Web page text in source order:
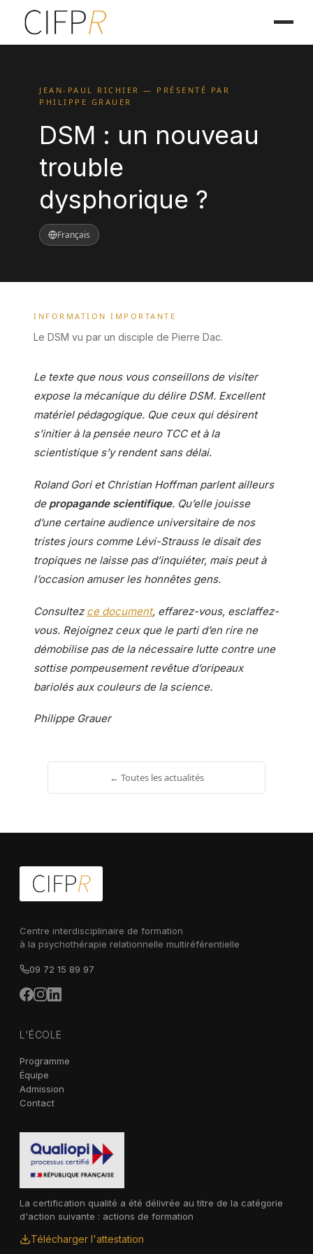
JEAN-PAUL RICHIER — PRÉSENTÉ PAR
PHILIPPE GRAUER
DSM : un nouveau
trouble
dysphorique ?
Français
INFORMATION IMPORTANTE
Le DSM vu par un disciple de Pierre Dac.
Le texte que nous vous conseillons de visiter
expose la mécanique du délire DSM. Excellent
matériel pédagogique. Que ceux qui désirent
s’initier à la pensée neuro TCC et à la
scientistique s’y rendent sans délai.
Roland Gori et Christian Hoffman parlent ailleurs
de propagande scientifique. Qu’elle jouisse
d’une certaine audience universitaire de nos
tristes jours comme Lévi-Strauss le disait des
tropiques ne laisse pas d’inquiéter, mais peut à
l’occasion amuser les honnêtes gens.
Consultez ce document, effarez-vous, esclaffez-
vous. Rejoignez ceux que le parti d’en rire ne
démobilise pas de la nécessaire lutte contre une
sottise pompeusement revêtue d’oripeaux
bariolés aux couleurs de la science.
Philippe Grauer
← Toutes les actualités
Centre interdisciplinaire de formation
à la psychothérapie relationnelle multiréférentielle
09 72 15 89 97
L'ÉCOLE
Programme
Équipe
Admission
Contact
La certification qualité a été délivrée au titre de la catégorie
d'action suivante : actions de formation
Télécharger l'attestation